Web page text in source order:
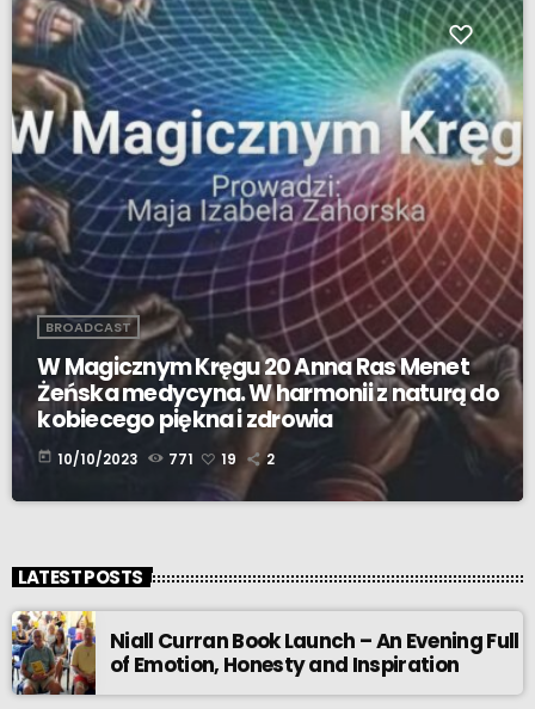
BROADCAST
W Magicznym Kręgu 20 Anna Ras Menet
Żeńska medycyna. W harmonii z naturą do
kobiecego piękna i zdrowia
today 10/10/2023 771 19 2
LATEST POSTS
Niall Curran Book Launch – An Evening Full
of Emotion, Honesty and Inspiration